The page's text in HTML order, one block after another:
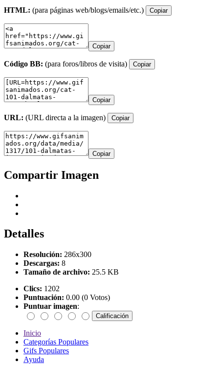
HTML: (para páginas web/blogs/emails/etc.) Copiar
Copiar
Código BB: (para foros/libros de visita) Copiar
Copiar
URL: (URL directa a la imagen) Copiar
Copiar
Compartir Imagen
Detalles
Resolución: 286x300
Descargas: 8
Tamaño de archivo: 25.5 KB
Clics: 1202
Puntuación: 0.00 (0 Votos)
Puntuar imagen:
Inicio
Categorías Populares
Gifs Populares
Ayuda